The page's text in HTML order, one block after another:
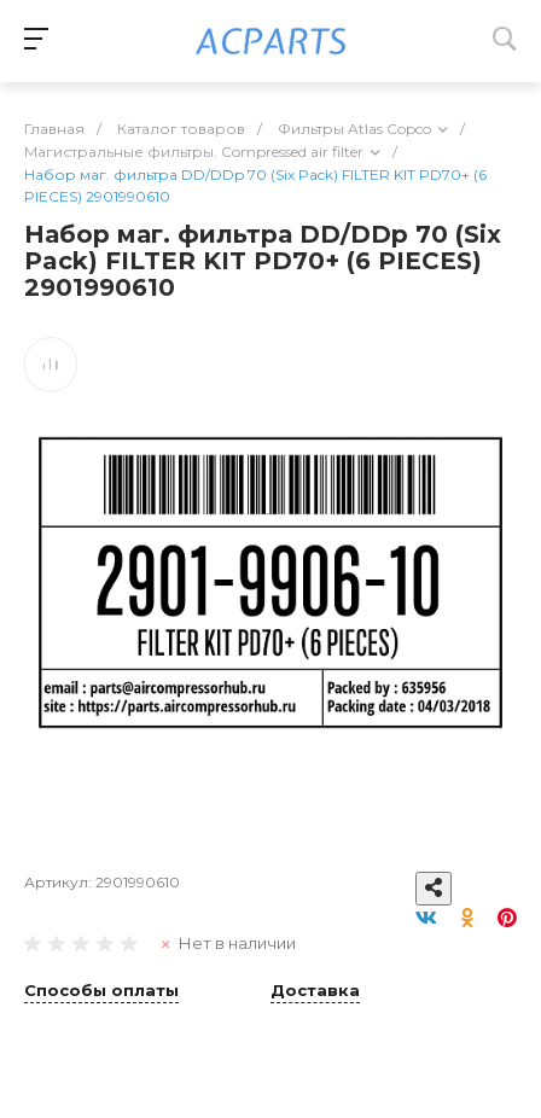
Главная / Каталог товаров / Фильтры Atlas Copco
/
Магистральные фильтры. Compressed air filter
/
Набор маг. фильтра DD/DDp 70 (Six Pack) FILTER KIT PD70+ (6
PIECES) 2901990610
Набор маг. фильтра DD/DDp 70 (Six
Pack) FILTER KIT PD70+ (6 PIECES)
2901990610
Артикул: 2901990610
Нет в наличии
Способы оплаты Доставка